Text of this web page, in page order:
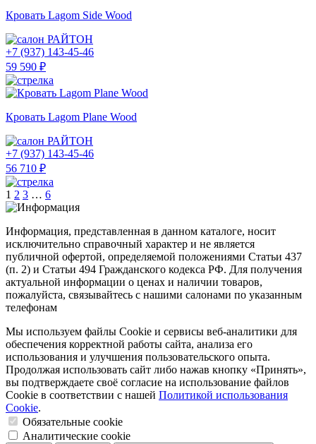
Кровать Lagom Side Wood
РАЙТОН
+7 (937) 143-45-46
59 590 ₽
Кровать Lagom Plane Wood
РАЙТОН
+7 (937) 143-45-46
56 710 ₽
1 2 3 … 6
Информация, представленная в данном каталоге, носит
исключительно справочный характер и не является
публичной офертой, определяемой положениями Статьи 437
(п. 2) и Статьи 494 Гражданского кодекса РФ. Для получения
актуальной информации о ценах и наличии товаров,
пожалуйста, связывайтесь с нашими салонами по указанным
телефонам
Мы используем файлы Cookie и сервисы веб-аналитики для
обеспечения корректной работы сайта, анализа его
использования и улучшения пользовательского опыта.
Продолжая использовать сайт либо нажав кнопку «Принять»,
вы подтверждаете своё согласие на использование файлов
Cookie в соответствии с нашей Политикой использования
Cookie.
Обязательные cookie
Аналитические cookie